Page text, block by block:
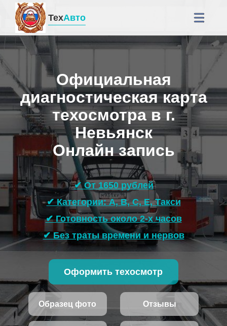
ТехАвто
Официальная
диагностическая карта
техосмотра в г.
Невьянск
Онлайн запись
✔ От 1650 рублей
✔ Категории: A, B, C, E, Такси
✔ Готовность около 2-х часов
✔ Без траты времени и нервов
Оформить техосмотр
Образец фото Отзывы